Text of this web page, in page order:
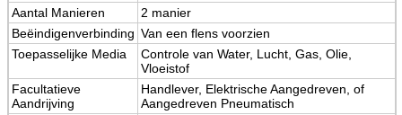
Aantal Manieren
2 manier
Beëindigenverbinding Van een flens voorzien
Toepasselijke Media
Controle van Water, Lucht, Gas, Olie,
Vloeistof
Facultatieve
Aandrijving
Handlever, Elektrische Aangedreven, of
Aangedreven Pneumatisch